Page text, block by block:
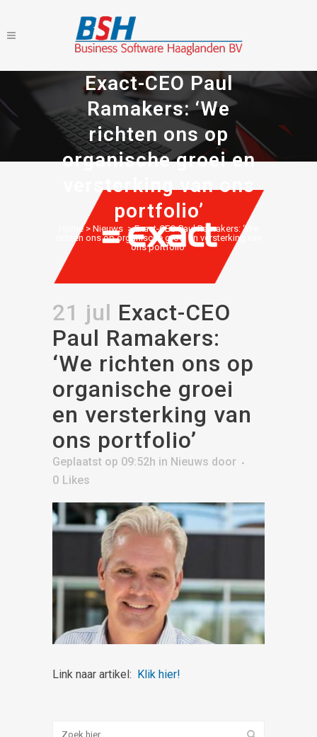
Exact-CEO Paul
Ramakers: ‘We
richten ons op
organische groei en
versterking van ons
portfolio’
Home> Nieuws >Exact-CEO Paul Ramakers: ‘We
richten ons op organische groei en versterking van
ons portfolio’
21 jul Exact-CEO
Paul Ramakers:
‘We richten ons op
organische groei
en versterking van
ons portfolio’
Geplaatst op 09:52h in Nieuws door
0 Likes
Link naar artikel: Klik hier!